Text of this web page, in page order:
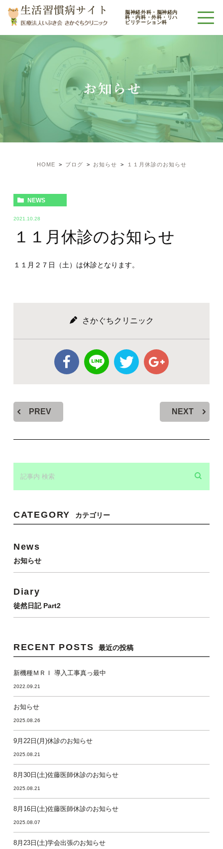
生活習慣病サイト
脳神経外科・脳神経内
科・内科・外科・リハ
ビリテーション科
お知らせ
HOME ブログ お知らせ １１月休診のお知らせ
NEWS
2021.10.28
１１月休診のお知らせ
１１月２７日（土）は休診となります。
さかぐちクリニック
PREV NEXT
CATEGORY カテゴリー
News
お知らせ
Diary
徒然日記 Part2
RECENT POSTS 最近の投稿
新機種ＭＲＩ 導入工事真っ最中
2022.09.21
お知らせ
2025.08.26
9月22日(月)休診のお知らせ
2025.08.21
8月30日(土)佐藤医師休診のお知らせ
2025.08.21
8月16日(土)佐藤医師休診のお知らせ
2025.08.07
8月23日(土)学会出張のお知らせ